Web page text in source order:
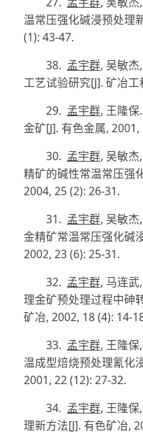
温常压强化碱浸预处理
(1): 43-47.
38. 孟宇群, 吴敏杰,
工艺试验研究[J]. 矿冶工
29. 孟宇群, 王隆保.
金矿[J]. 有色金属, 2001,
30. 孟宇群, 吴敏杰,
精矿的碱性常温常压强
2004, 25 (2): 26-31.
31. 孟宇群, 吴敏杰,
金精矿常温常压强化碱
2002, 23 (6): 25-31.
32. 孟宇群, 马连武,
理金矿预处理过程中砷
矿冶, 2002, 18 (4): 14-
33. 孟宇群, 王隆保,
温成型焙烧预处理氰化
2001, 22 (12): 27-32.
34. 孟宇群, 王隆保,
理新方法[J]. 有色矿冶,